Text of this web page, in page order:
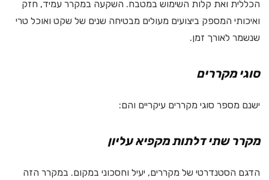
הכללית ואת קלות השימוש במטבח. השקעה במקרר עמיד, חזק
ואיכותי המספק ביצועים מעולים מבטיחה שנים של שקט ואוכל טרי
שנשמר לאורך זמן.
סוגי מקררים
ישנם מספר סוגי מקררים עיקריים והם:
מקרר שתי דלתות מקפיא עליון
הדגם הסטנדרטי של מקררים, יעיל וחסכוני במקום. במקרר הזה